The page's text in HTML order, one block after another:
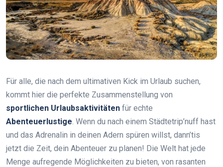
Für alle, die nach dem ultimativen Kick im Urlaub suchen,
kommt hier die perfekte Zusammenstellung von
sportlichen Urlaubsaktivitäten für echte
Abenteuerlustige . Wenn du nach einem Städtetrip’nuff hast
und das Adrenalin in deinen Adern spüren willst, dann’tis
jetzt die Zeit, dein Abenteuer zu planen! Die Welt hat jede
Menge aufregende Möglichkeiten zu bieten, von rasanten